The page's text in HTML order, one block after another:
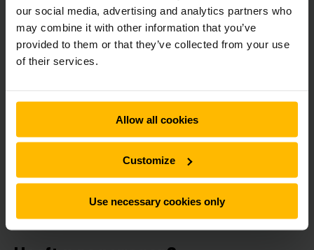
our social media, advertising and analytics partners who
may combine it with other information that you’ve
provided to them or that they’ve collected from your use
of their services.
Allow all cookies
Customize
Use necessary cookies only
Klik hier om de uitgebreide test te lezen op Logistics Inside.
AANMELDEN
Social media